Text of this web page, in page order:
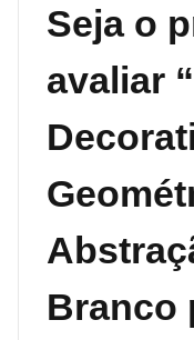
Seja o
avaliar
Branco